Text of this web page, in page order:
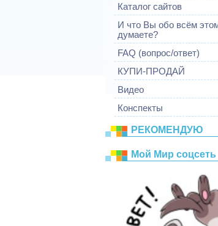
Каталог сайтов
И что Вы обо всём
думаете?
FAQ (вопрос/ответ)
КУПИ-ПРОДАЙ
Видео
Конспекты
РЕКОМЕНДУЮ
Mой Mир соцсеть